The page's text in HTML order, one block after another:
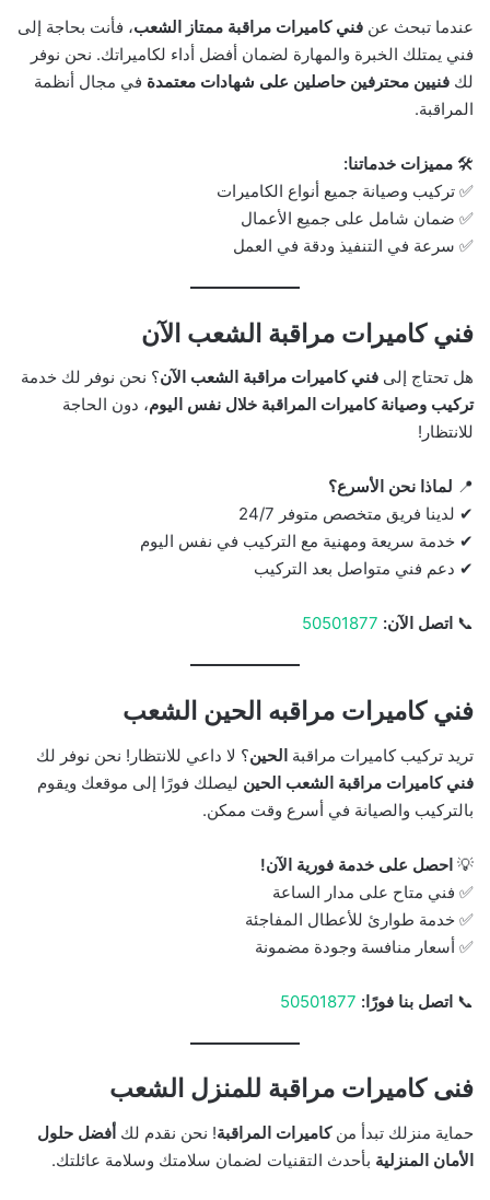
عندما تبحث عن فني كاميرات مراقبة ممتاز الشعب، فأنت بحاجة إلى
فني يمتلك الخبرة والمهارة لضمان أفضل أداء لكاميراتك. نحن نوفر
لك فنيين محترفين حاصلين على شهادات معتمدة في مجال أنظمة
المراقبة.
🛠 مميزات خدماتنا:
✅ تركيب وصيانة جميع أنواع الكاميرات
✅ ضمان شامل على جميع الأعمال
✅ سرعة في التنفيذ ودقة في العمل
فني كاميرات مراقبة الشعب الآن
هل تحتاج إلى فني كاميرات مراقبة الشعب الآن؟ نحن نوفر لك خدمة
تركيب وصيانة كاميرات المراقبة خلال نفس اليوم، دون الحاجة
للانتظار!
📍 لماذا نحن الأسرع؟
✔ لدينا فريق متخصص متوفر 24/7
✔ خدمة سريعة ومهنية مع التركيب في نفس اليوم
✔ دعم فني متواصل بعد التركيب
📞 اتصل الآن: 50501877
فني كاميرات مراقبه الحين الشعب
تريد تركيب كاميرات مراقبة الحين؟ لا داعي للانتظار! نحن نوفر لك
فني كاميرات مراقبة الشعب الحين ليصلك فورًا إلى موقعك ويقوم
بالتركيب والصيانة في أسرع وقت ممكن.
💡 احصل على خدمة فورية الآن!
✅ فني متاح على مدار الساعة
✅ خدمة طوارئ للأعطال المفاجئة
✅ أسعار منافسة وجودة مضمونة
📞 اتصل بنا فورًا: 50501877
فنى كاميرات مراقبة للمنزل الشعب
حماية منزلك تبدأ منكاميرات المراقبة! نحن نقدم لك أفضل حلول
الأمان المنزلية بأحدث التقنيات لضمان سلامتك وسلامة عائلتك.